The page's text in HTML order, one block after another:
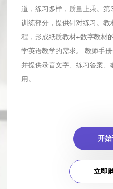
道，练习多样，质量上乘。
训练部分，提供针对练习。
程，形成纸质教材+数字教材
学英语教学的需求。 教师手
并提供录音文字、练习答案
用。
开始
立即